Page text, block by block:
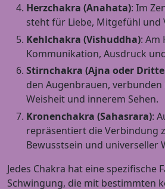
Herzchakra (Anahata): Im
steht für Liebe, Mitgefühl und
Kehlchakra (Vishuddha): Am
Kommunikation, Ausdruck
Stirnchakra (Ajna oder
den Augenbrauen,
Weisheit und innerem Sehen.
Kronenchakra (Sahasrara):
repräsentiert die Verbindung
Bewusstsein und universeller
Jedes Chakra hat eine spezifische
Schwingung, die mit bestimmten